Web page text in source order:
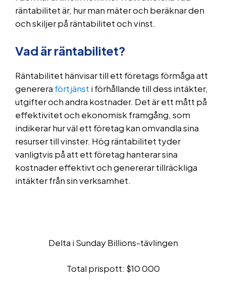
räntabilitet är, hur man mäter och beräknar den
och skiljer på räntabilitet och vinst.
Vad är räntabilitet?
Räntabilitet hänvisar till ett företags förmåga att
generera förtjänst i förhållande till dess intäkter,
utgifter och andra kostnader. Det är ett mått på
effektivitet och ekonomisk framgång, som
indikerar hur väl ett företag kan omvandla sina
resurser till vinster. Hög räntabilitet tyder
vanligtvis på att ett företag hanterar sina
kostnader effektivt och genererar tillräckliga
intäkter från sin verksamhet.
Delta i Sunday Billions-tävlingen
Total prispott: $10 000